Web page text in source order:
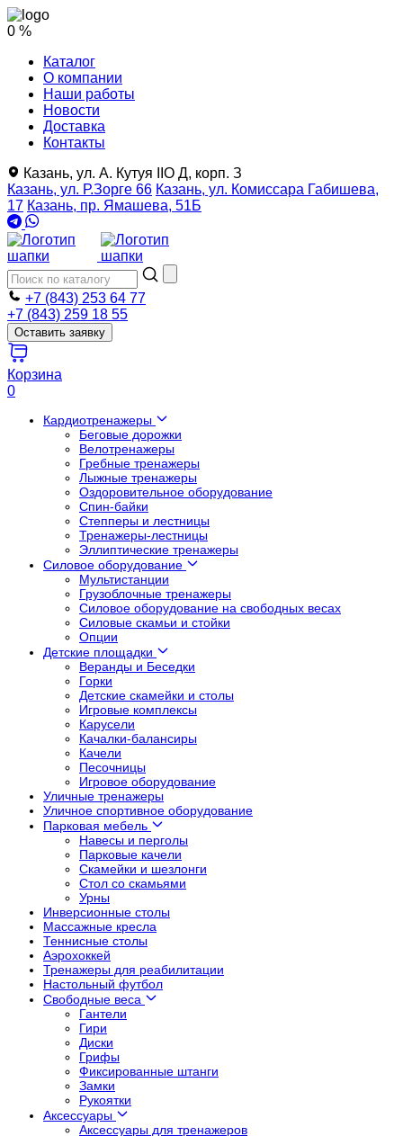
0 %
Каталог
О компании
Наши работы
Новости
Доставка
Контакты
Казань, ул. А. Кутуя IIO Д, корп. З
Казань, ул. Р.Зорге 66 Казань, ул. Комиссара Габишева,
17 Казань, пр. Ямашева, 51Б
+7 (843) 253 64 77
+7 (843) 259 18 55
Оставить заявку
Корзина
0
Кардиотренажеры
Беговые дорожки
Велотренажеры
Гребные тренажеры
Лыжные тренажеры
Оздоровительное оборудование
Спин-байки
Степперы и лестницы
Тренажеры-лестницы
Эллиптические тренажеры
Силовое оборудование
Мультистанции
Грузоблочные тренажеры
Силовое оборудование на свободных весах
Силовые скамьи и стойки
Опции
Детские площадки
Веранды и Беседки
Горки
Детские скамейки и столы
Игровые комплексы
Карусели
Качалки-балансиры
Качели
Песочницы
Игровое оборудование
Уличные тренажеры
Уличное спортивное оборудование
Парковая мебель
Навесы и перголы
Парковые качели
Скамейки и шезлонги
Стол со скамьями
Урны
Инверсионные столы
Массажные кресла
Теннисные столы
Аэрохоккей
Тренажеры для реабилитации
Настольный футбол
Свободные веса
Гантели
Гири
Диски
Грифы
Фиксированные штанги
Замки
Рукоятки
Аксессуары
Аксессуары для тренажеров